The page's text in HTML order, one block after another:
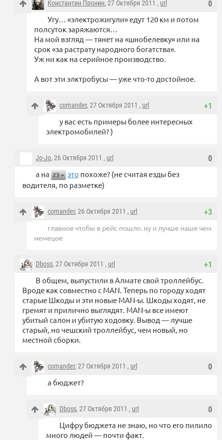
0
Константин Пронин, 27 Октября 2011 , url
Угу… «электрожигули» едут 120 км и потом
полсуток заряжаются…
На мой взгляд — тянет на «шнобелевку» или на
срок «за растрату народного богатства».
Уж ни как на серийное производство.
А вот эти элктробусы — уже что-то достойное.
+1
comander, 27 Октября 2011 , url
у вас есть примеры более интересных
электромобилей? )
0
Jo-Jo, 26 Октября 2011 , url
а на 23 это похоже? (не считая езды без
водителя, по разметке)
+3
comander, 26 Октября 2011 , url
главное чтобы в рейс пошло. ну и лучше наше чем
немецое
+1
Dboss, 27 Октября 2011 , url
В общем, выпустили в Алмате свой троллейбус.
Вроде как совместно с MAN. Теперь по городу ходят
старые Шкоды и эти новые MAN-ы. Шкоды ходят, не
гремят и прилично выглядят. MAN-ы все имеют
убитый салон и убитую ходовку. Вывод — лучше
старый, но чешский троллейбус, чем новый, но
местной сборки.
0
comander, 27 Октября 2011 , url
а бюджет?
0
Dboss, 27 Октября 2011 , url
Цифру бюджета не знаю, но что его пилило
много людей — почти факт.